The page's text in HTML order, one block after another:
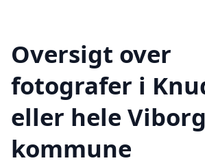
Oversigt over
fotografer i
eller hele Viborg
kommune